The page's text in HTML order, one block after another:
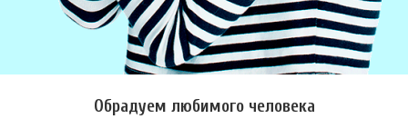
Обрадуем любимого человека